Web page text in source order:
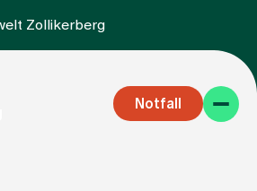
Zollikerberg
Notfall